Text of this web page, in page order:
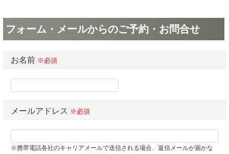
フォーム・メールからのご予約・お問合せ
お名前 ※必須
メールアドレス ※必須
※携帯電話各社のキャリアメールで送信される場合、返信メールが届かな